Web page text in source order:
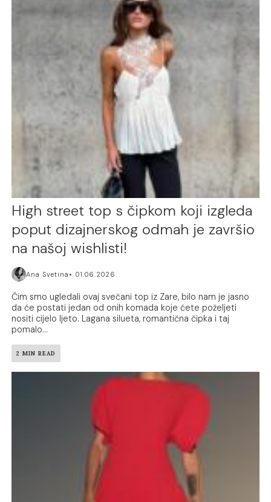
High street top s čipkom koji izgleda
poput dizajnerskog odmah je završio
na našoj wishlisti!
Ana Svetina 01.06.2026.
Čim smo ugledali ovaj svečani top iz Zare, bilo nam je jasno
da će postati jedan od onih komada koje ćete poželjeti
nositi cijelo ljeto. Lagana silueta, romantična čipka i taj
pomalo...
2 MIN READ